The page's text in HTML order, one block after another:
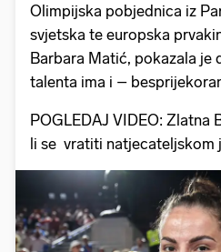
Olimpijska pobjednica iz
svjetska te europska
Barbara Matić, pokazala je
talenta ima i –
POGLEDAJ VIDEO: Zlatna
li se vratiti natjecateljskom